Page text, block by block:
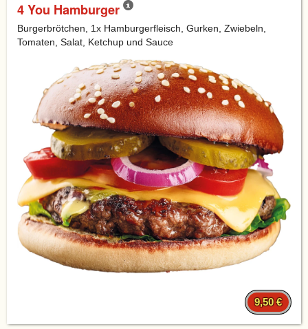
4 You Hamburger
Burgerbrötchen, 1x Hamburgerfleisch, Gurken, Zwiebeln,
Tomaten, Salat, Ketchup und Sauce
9,50 €